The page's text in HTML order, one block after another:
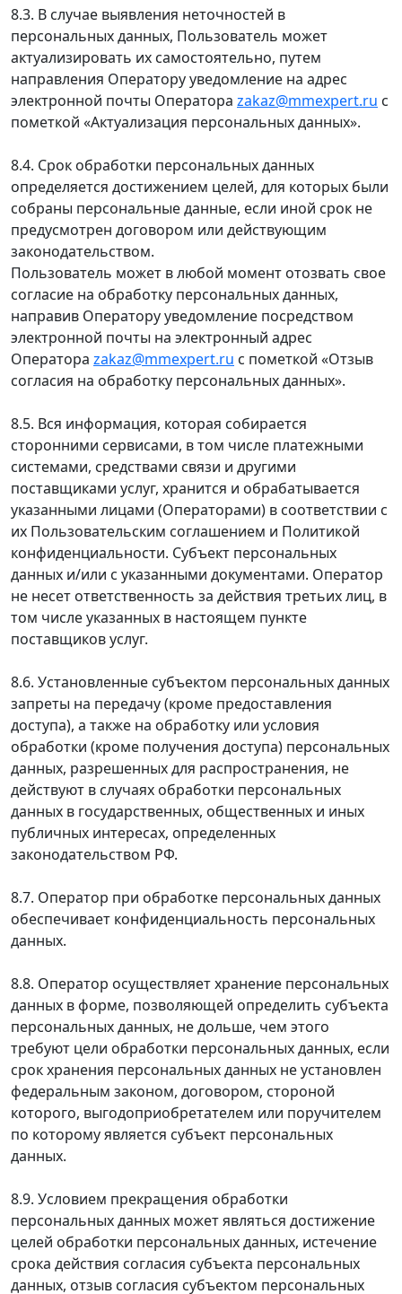
8.3. В случае выявления неточностей в
персональных данных, Пользователь может
актуализировать их самостоятельно, путем
направления Оператору уведомление на адрес
электронной почты Оператора zakaz@mmexpert.ru с
пометкой «Актуализация персональных данных».
8.4. Срок обработки персональных данных
определяется достижением целей, для которых были
собраны персональные данные, если иной срок не
предусмотрен договором или действующим
законодательством.
Пользователь может в любой момент отозвать свое
согласие на обработку персональных данных,
направив Оператору уведомление посредством
электронной почты на электронный адрес
Оператора zakaz@mmexpert.ru с пометкой «Отзыв
согласия на обработку персональных данных».
8.5. Вся информация, которая собирается
сторонними сервисами, в том числе платежными
системами, средствами связи и другими
поставщиками услуг, хранится и обрабатывается
указанными лицами (Операторами) в соответствии с
их Пользовательским соглашением и Политикой
конфиденциальности. Субъект персональных
данных и/или с указанными документами. Оператор
не несет ответственность за действия третьих лиц, в
том числе указанных в настоящем пункте
поставщиков услуг.
8.6. Установленные субъектом персональных данных
запреты на передачу (кроме предоставления
доступа), а также на обработку или условия
обработки (кроме получения доступа) персональных
данных, разрешенных для распространения, не
действуют в случаях обработки персональных
данных в государственных, общественных и иных
публичных интересах, определенных
законодательством РФ.
8.7. Оператор при обработке персональных данных
обеспечивает конфиденциальность персональных
данных.
8.8. Оператор осуществляет хранение персональных
данных в форме, позволяющей определить субъекта
персональных данных, не дольше, чем этого
требуют цели обработки персональных данных, если
срок хранения персональных данных не установлен
федеральным законом, договором, стороной
которого, выгодоприобретателем или поручителем
по которому является субъект персональных
данных.
8.9. Условием прекращения обработки
персональных данных может являться достижение
целей обработки персональных данных, истечение
срока действия согласия субъекта персональных
данных, отзыв согласия субъектом персональных